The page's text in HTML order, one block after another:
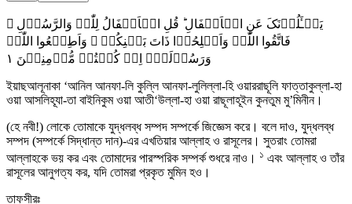
یَسۡـَٔلُوۡنَکَ عَنِ الۡاَنۡفَالِ ؕ قُلِ الۡاَنۡفَالُ لِلّٰہِ وَالرَّسُوۡلِ ۚ
فَاتَّقُوا اللّٰہَ وَاَصۡلِحُوۡا ذَاتَ بَیۡنِکُمۡ ۪ وَاَطِیۡعُوا اللّٰہَ
وَرَسُوۡلَہٗۤ اِنۡ کُنۡتُمۡ مُّؤۡمِنِیۡنَ ١
ইয়াছআলূনাকা ‘আনিল আনফা-লি কুল্লি আনফা-লুলিল্লা-হি ওয়াররাছূলি ফাত্তাকুল্লা-হা
ওয়া আসলিহূযা-তা বাইনিকুম ওয়া আতী‘উল্লা-হা ওয়া রাছূলাহূইন কুনতুম মু’মিনীন।
(হে নবী!) লোকে তোমাকে যুদ্ধলব্ধ সম্পদ সম্পর্কে জিজ্ঞেস করে। বলে দাও, যুদ্ধলব্ধ
সম্পদ (সম্পর্কে সিদ্ধান্ত দান)-এর এখতিয়ার আল্লাহ ও রাসূলের। সুতরাং তোমরা
আল্লাহকে ভয় কর এবং তোমাদের পারস্পরিক সম্পর্ক শুধরে নাও। ১ এবং আল্লাহ ও তাঁর
রাসূলের আনুগত্য কর, যদি তোমরা প্রকৃত মুমিন হও।
তাফসীরঃ